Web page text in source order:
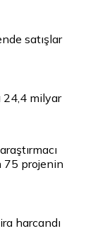
satışlar
24,4 milyar
75 projenin
harcandı